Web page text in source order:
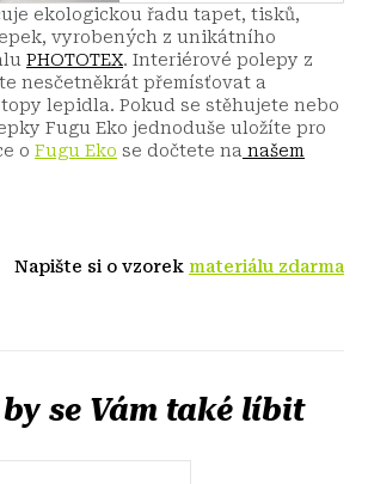
ekologickou řadu tapet, tisků,
vyrobených z unikátního
PHOTOTEX. Interiérové polepy z
nesčetněkrát přemísťovat a
lepidla. Pokud se stěhujete nebo
Fugu Eko jednoduše uložíte pro
o Fugu Eko se dočtete na našem
Napište si o vzorek materiálu zdarma